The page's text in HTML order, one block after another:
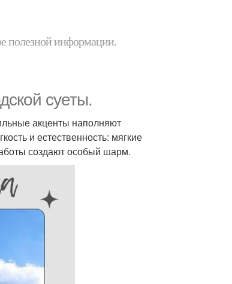
полезной информации.
суеты.
акценты наполняют
и естественность: мягкие
создают особый шарм.